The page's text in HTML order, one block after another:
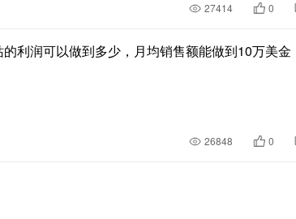
27414 0
利润可以做到多少，月均销售额能做到10万美金
26848 0